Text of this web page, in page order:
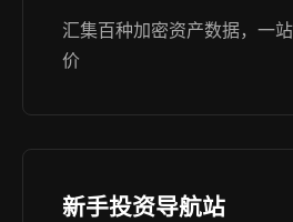
汇集百种加密资产数据，一
价
新手投资导航站